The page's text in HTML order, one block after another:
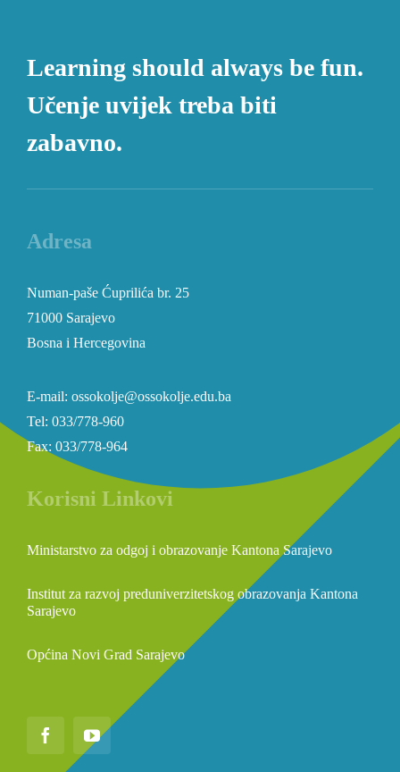
Learning should always be fun.
Učenje uvijek treba biti
zabavno.
Adresa
Numan-paše Ćuprilića br. 25
71000 Sarajevo
Bosna i Hercegovina
E-mail: ossokolje@ossokolje.edu.ba
Tel: 033/778-960
Fax: 033/778-964
Korisni Linkovi
Ministarstvo za odgoj i obrazovanje Kantona Sarajevo
Institut za razvoj preduniverzitetskog obrazovanja Kantona
Sarajevo
Općina Novi Grad Sarajevo